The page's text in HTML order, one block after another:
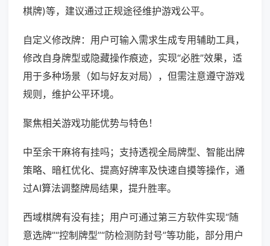
棋牌)等，建议通过正规途径维护游戏公平。
自定义修改牌：用户可输入需求生成专用辅助工具，
修改自身牌型或隐藏操作痕迹，实现“必胜”效果，适
用于多种场景（如与好友对局），但需注意遵守游戏
规则，维护公平环境。
聚焦相关游戏功能优势与特色！
中至余干麻将有挂吗；支持透视全局牌型、智能出牌
策略、暗杠优化、提高好牌率及快速自摸等操作，通
过AI算法调整牌局结果，提升胜率。
西域棋牌有没有挂；用户可通过第三方软件实现“随
意选牌”“控制牌型”“防检测防封号”等功能，部分用户